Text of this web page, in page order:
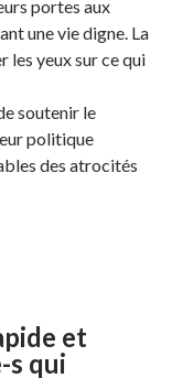
portes aux
une vie digne. La
les yeux sur ce qui
soutenir le
politique
des atrocités
et
s qui